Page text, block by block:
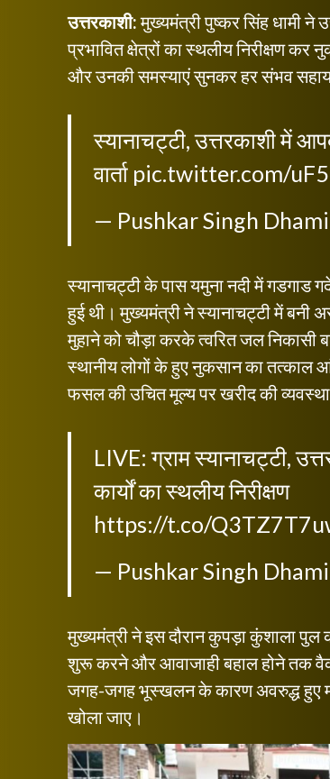
उत्तरकाशी:मुख्यमंत्री पुष्कर सिंह धामी ने
प्रभावित क्षेत्रों का स्थलीय निरीक्षण
और उनकी समस्याएं सुनकर हर संभव
स्यानाचट्टी, उत्तरकाशी में
वार्ता pic.twitter.com/
— Pushkar Singh
स्यानाचट्टी के पास यमुना नदी में गडगाड
हुई थी। मुख्यमंत्री ने स्यानाचट्टी में बनी
मुहाने को चौड़ा करके त्वरित जल निकासी
स्थानीय लोगों के हुए नुकसान का तत्काल
फसल की उचित मूल्य पर खरीद की
LIVE: ग्राम स्यानाचट्टी,
कार्यों का स्थलीय निरीक्षण
https://t.co/
— Pushkar Singh
मुख्यमंत्री ने इस दौरान कुपड़ा कुंशाला पुल
शुरू करने और आवाजाही बहाल होने तक
जगह-जगह भूस्खलन के कारण अवरुद्ध हुए
खोला जाए।